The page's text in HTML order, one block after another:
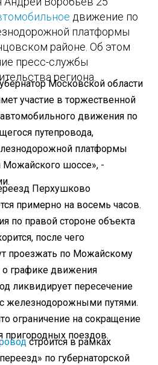
движение по
платформы
районе. Об этом
пресс-службы
региона.
Московской области
участие в торжественной
движения по
путепровода,
платформы
шоссе», -
Перхушково
примерно на восемь часов.
по правой стороне объекта
после чего
проезжать по Можайскому
о графике движения
ликвидирует пересечение
железнодорожными путями.
ограничение на сокращение
пригородных поездов.
строится в рамках
по губернаторской